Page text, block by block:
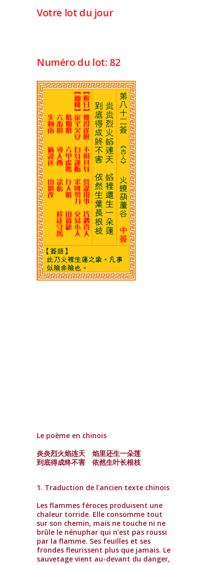
Votre lot du jour
Numéro du lot: 82
Le poème en chinois
炎炎烈火焰连天 焰里还生一朵莲
到底得成终不害 依然生叶长根枝
1. Traduction de l'ancien texte chinois
Les flammes féroces produisent une
chaleur torride. Elle consomme tout
sur son chemin, mais ne touche ni ne
brûle le nénuphar qui n’est pas roussi
par la flamme. Ses feuilles et ses
frondes fleurissent plus que jamais. Le
sauvetage vient au-devant du danger,